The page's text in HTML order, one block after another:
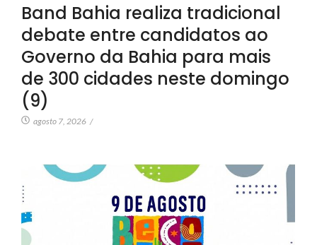
Band Bahia realiza tradicional
debate entre candidatos ao
Governo da Bahia para mais
de 300 cidades neste domingo
(9)
agosto 7, 2026 /